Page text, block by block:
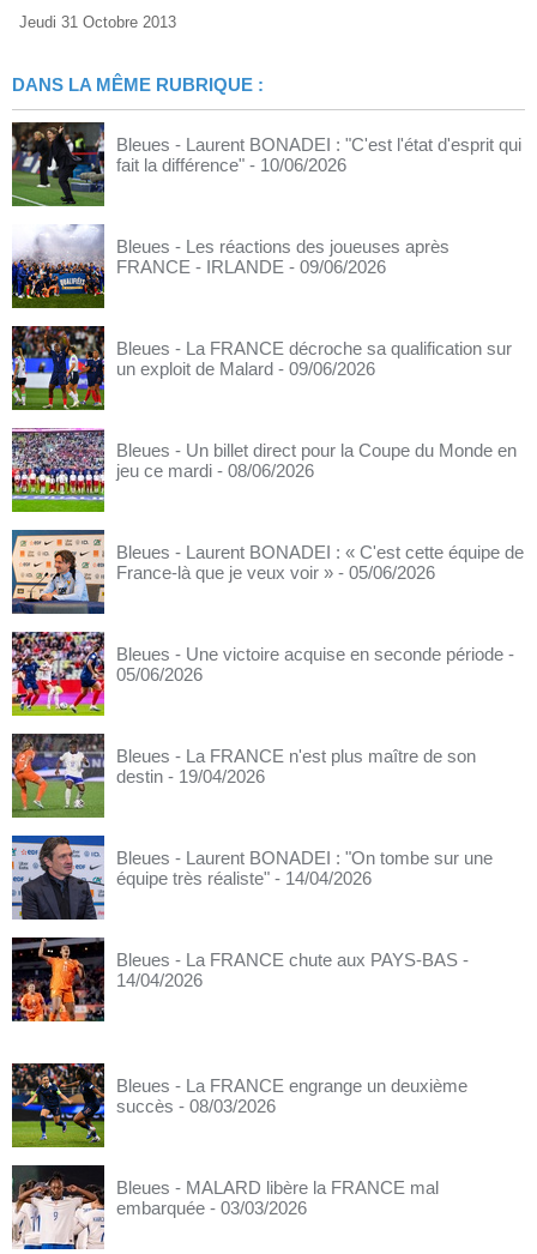
Jeudi 31 Octobre 2013
DANS LA MÊME RUBRIQUE :
Bleues - Laurent BONADEI : "C'est l'état d'esprit qui
fait la différence" - 10/06/2026
Bleues - Les réactions des joueuses après
FRANCE - IRLANDE - 09/06/2026
Bleues - La FRANCE décroche sa qualification sur
un exploit de Malard - 09/06/2026
Bleues - Un billet direct pour la Coupe du Monde en
jeu ce mardi - 08/06/2026
Bleues - Laurent BONADEI : « C'est cette équipe de
France-là que je veux voir » - 05/06/2026
Bleues - Une victoire acquise en seconde période -
05/06/2026
Bleues - La FRANCE n'est plus maître de son
destin - 19/04/2026
Bleues - Laurent BONADEI : "On tombe sur une
équipe très réaliste" - 14/04/2026
Bleues - La FRANCE chute aux PAYS-BAS -
14/04/2026
Bleues - La FRANCE engrange un deuxième
succès - 08/03/2026
Bleues - MALARD libère la FRANCE mal
embarquée - 03/03/2026